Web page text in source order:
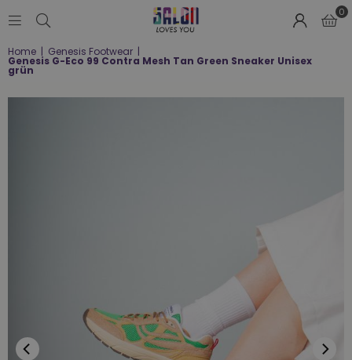
LOVES
0
Home | Genesis Footwear |
Genesis G-Eco 99 Contra Mesh Tan Green Sneaker Unisex
grün